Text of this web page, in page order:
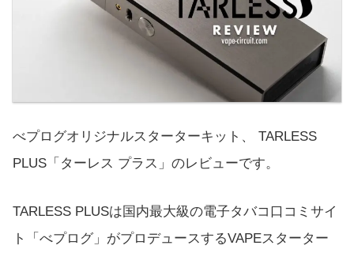
べプログオリジナルスターターキット、 TARLESS
PLUS「ターレス プラス」のレビューです。
TARLESS PLUSは国内最大級の電子タバコ口コミサイ
ト「べプログ」がプロデュースするVAPEスターター